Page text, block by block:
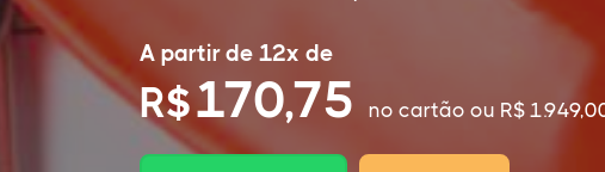
A partir de 12x de
R$170,75 no cartão ou R$